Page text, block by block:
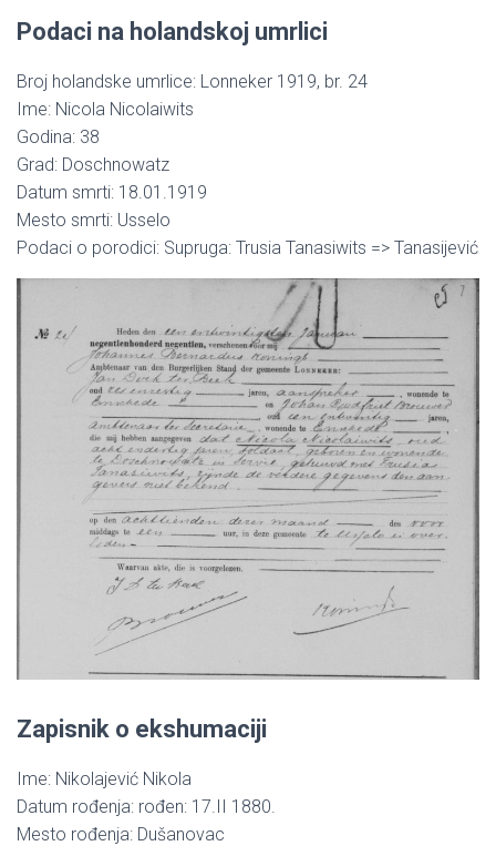
Podaci na holandskoj umrlici
Broj holandske umrlice: Lonneker 1919, br. 24
Ime: Nicola Nicolaiwits
Godina: 38
Grad: Doschnowatz
Datum smrti: 18.01.1919
Mesto smrti: Usselo
Podaci o porodici: Supruga: Trusia Tanasiwits => Tanasijević
Zapisnik o ekshumaciji
Ime: Nikolajević Nikola
Datum rođenja: rođen: 17.II 1880.
Mesto rođenja: Dušanovac